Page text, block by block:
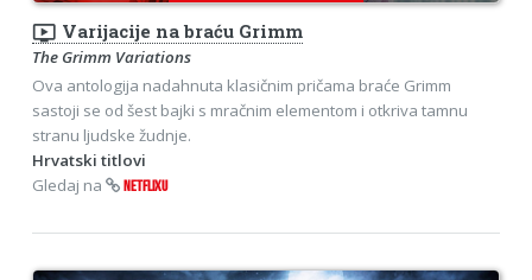
ondemand_video Varijacije na braću Grimm
The Grimm Variations
Ova antologija nadahnuta klasičnim pričama braće Grimm
sastoji se od šest bajki s mračnim elementom i otkriva tamnu
stranu ljudske žudnje.
Hrvatski titlovi
Gledaj na
NETFLIXU